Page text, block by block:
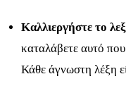
Καλλιεργήστε το
καταλάβετε αυτό
Κάθε άγνωστη λέξη